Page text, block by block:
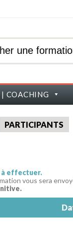
COACHING
PARTICIPANTS
à effectuer.
vous sera